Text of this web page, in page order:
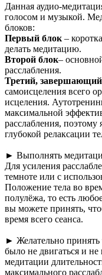
Данная аудио-
голосом и музыкой.
блоков:
Первый блок –
делать медитацию.
Второй блок–
расслабления.
Третий,
самоисцеления всего
исцеления.
максимальной
расслабления, поэтому
глубокой релаксации
► Выполнять
Для усиления
темноте или с
Положение тела во
полулёжа, то есть
вы можете принять,
время всего сеанса.
► Желательно принять
было не двигаться и
медитации
максимального